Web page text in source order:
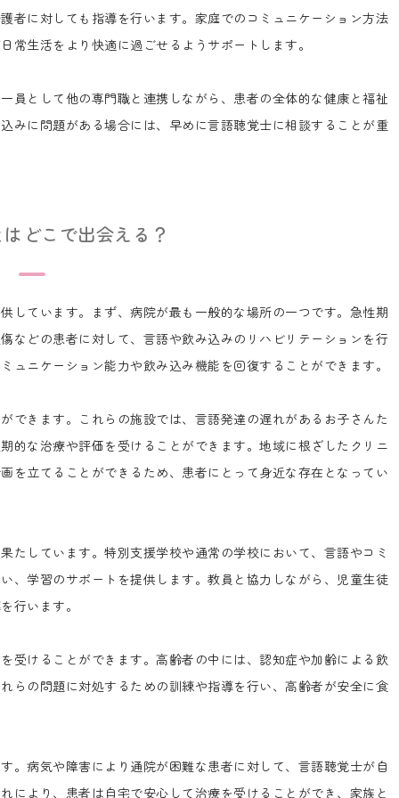
に対しても指導を行います。家庭でのコミュニケーション方法
生活をより快適に過ごせるようサポートします。
として他の専門職と連携しながら、患者の全体的な健康と福祉
みに問題がある場合には、早めに言語聴覚士に相談することが重
どこで出会える？
ています。まず、病院が最も一般的な場所の一つです。急性期
などの患者に対して、言語や飲み込みのリハビリテーションを行
ニケーション能力や飲み込み機能を回復することができます。
きます。これらの施設では、言語発達の遅れがあるお子さんた
的な治療や評価を受けることができます。地域に根ざしたクリニ
を立てることができるため、患者にとって身近な存在となってい
しています。特別支援学校や通常の学校において、言語やコミ
、学習のサポートを提供します。教員と協力しながら、児童生徒
行います。
けることができます。高齢者の中には、認知症や加齢による飲
らの問題に対処するための訓練や指導を行い、高齢者が安全に食
病気や障害により通院が困難な患者に対して、言語聴覚士が自
により、患者は自宅で安心して治療を受けることができ、家族と